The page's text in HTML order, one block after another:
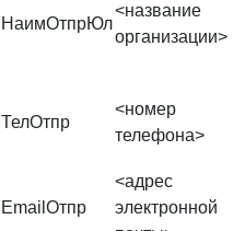
НаимОтпрЮл
<название
организации>
ТелОтпр
<номер
телефона>
EmailOтпр
<адрес
электронной